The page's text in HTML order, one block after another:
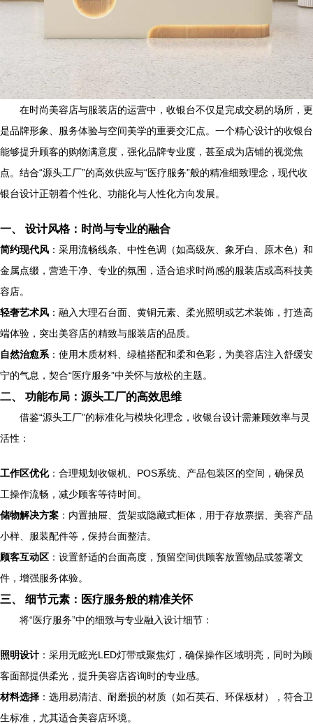
在时尚美容店与服装店的运营中，收银台不仅是完成交易的场所，更
是品牌形象、服务体验与空间美学的重要交汇点。一个精心设计的收银台
能够提升顾客的购物满意度，强化品牌专业度，甚至成为店铺的视觉焦
点。结合“源头工厂”的高效供应与“医疗服务”般的精准细致理念，现代收
银台设计正朝着个性化、功能化与人性化方向发展。
一、 设计风格：时尚与专业的融合
简约现代风 ：采用流畅线条、中性色调（如高级灰、象牙白、原木色）和
金属点缀，营造干净、专业的氛围，适合追求时尚感的服装店或高科技美
容店。
轻奢艺术风 ：融入大理石台面、黄铜元素、柔光照明或艺术装饰，打造高
端体验，突出美容店的精致与服装店的品质。
自然治愈系 ：使用木质材料、绿植搭配和柔和色彩，为美容店注入舒缓安
宁的气息，契合“医疗服务”中关怀与放松的主题。
二、 功能布局：源头工厂的高效思维
借鉴“源头工厂”的标准化与模块化理念，收银台设计需兼顾效率与灵
活性：
工作区优化：合理规划收银机、POS系统、产品包装区的空间，确保员
工操作流畅，减少顾客等待时间。
储物解决方案 ：内置抽屉、货架或隐藏式柜体，用于存放票据、美容产品
小样、服装配件等，保持台面整洁。
顾客互动区 ：设置舒适的台面高度，预留空间供顾客放置物品或签署文
件，增强服务体验。
三、 细节元素：医疗服务般的精准关怀
将“医疗服务”中的细致与专业融入设计细节：
照明设计 ：采用无眩光LED灯带或聚焦灯，确保操作区域明亮，同时为顾
客面部提供柔光，提升美容店咨询时的专业感。
材料选择 ：选用易清洁、耐磨损的材质（如石英石、环保板材），符合卫
生标准，尤其适合美容店环境。